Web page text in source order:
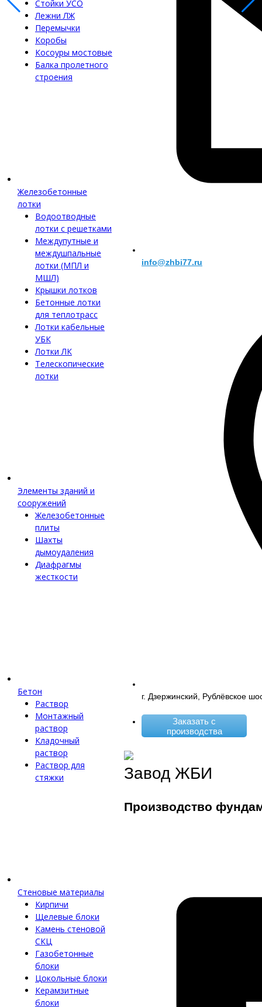
Стойки УСО
Лежни ЛЖ
Перемычки
Коробы
Косоуры мостовые
Балка пролетного
строения
Железобетонные
лотки
Водоотводные
лотки с решетками
Междупутные и
междушпальные
лотки (МПЛ и
МШЛ)
Крышки лотков
Бетонные лотки
для теплотрасс
Лотки кабельные
УБК
Лотки ЛК
Телескопические
лотки
Элементы зданий и
сооружений
Железобетонные
плиты
Шахты
дымоудаления
Диафрагмы
жесткости
Бетон
Раствор
Монтажный
раствор
Кладочный
раствор
Раствор для
стяжки
Стеновые материалы
Кирпичи
Щелевые блоки
Камень стеновой
СКЦ
Газобетонные
блоки
Цокольные блоки
Керамзитные
блоки
info@zhbi77.ru
г. Дзержинский, Рублёвское
Заказать с
производства
Завод ЖБИ
Производство